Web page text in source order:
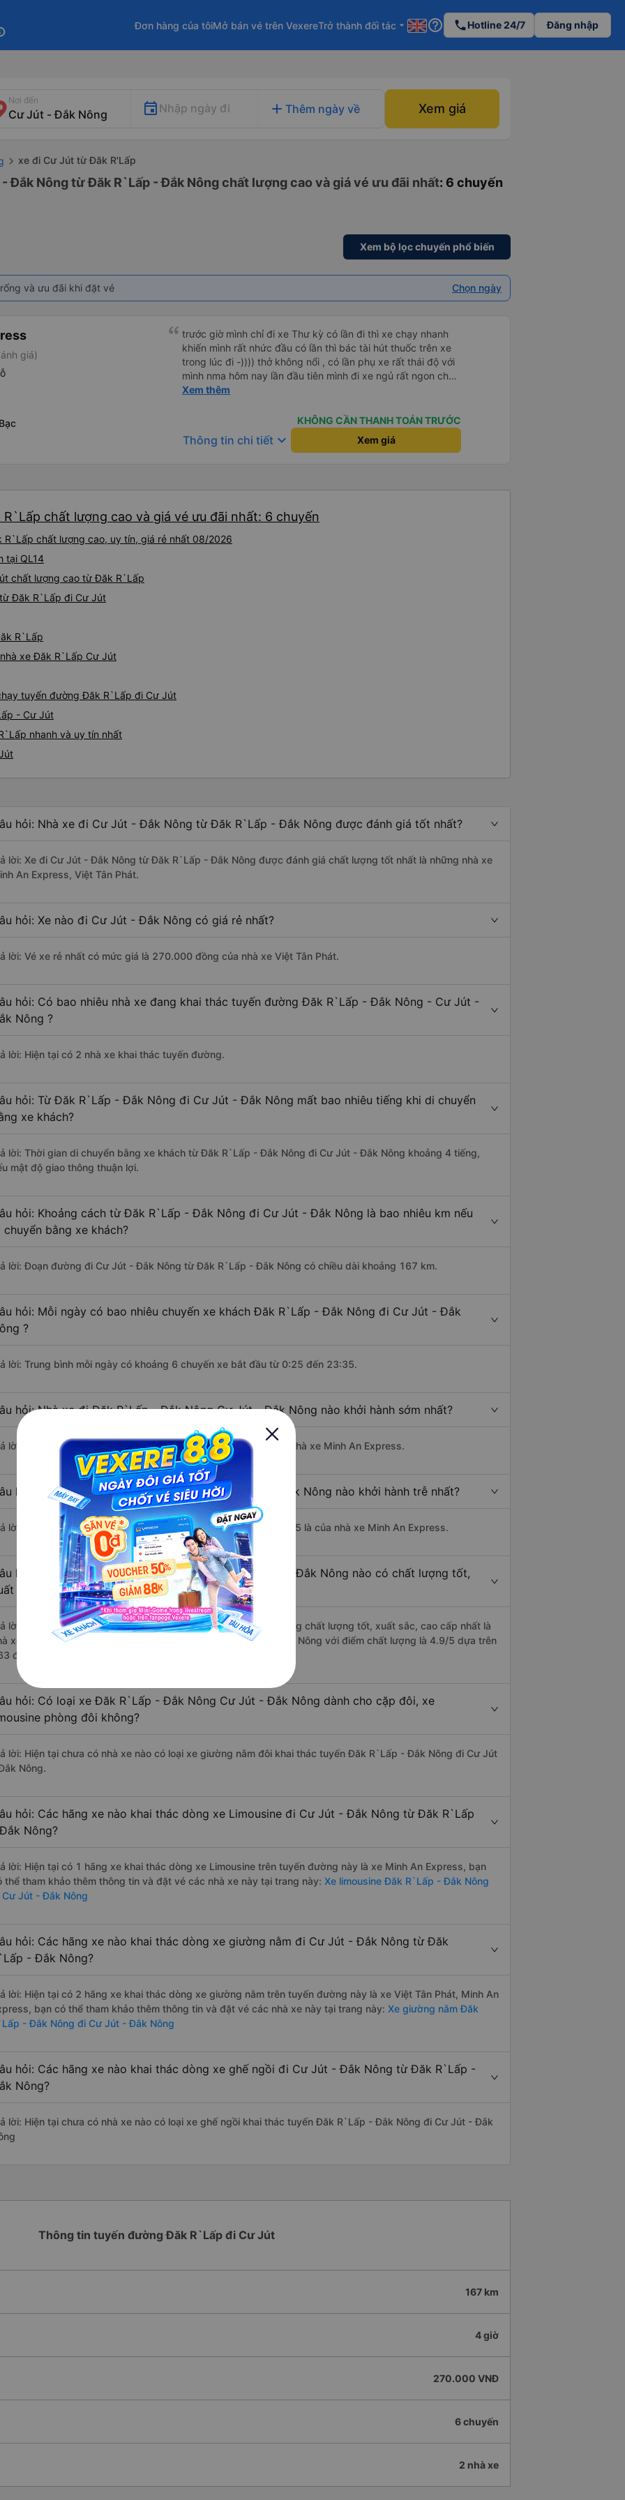
Đơn hàng của tôiMở bán vé trên VexereTrở thành đối tác arrow_drop_down help_outline phoneHotline 24/7 Đăng nhập
Nơi đến
Nhập ngày đi add Thêm ngày về Xem giá
xe đi Cư Jút từ Đăk R'Lấp
Đắk Nông từ Đăk R`Lấp - Đắk Nông chất lượng cao và giá vé ưu đãi nhất: 6 chuyến
Xem bộ lọc chuyến phổ biến
và ưu đãi khi đặt vé Chọn ngày
giá)
trước giờ mình chỉ đi xe Thư kỳ có lần đi thì xe chạy nhanh
khiến mình rất nhức đầu có lần thì bác tài hút thuốc trên xe
trong lúc đi -)))) thở không nổi , có lần phụ xe rất thái độ với
mình nma hôm nay lần đầu tiên mình đi xe ngủ rất ngon chạy
êm lắm phải nói là đã bác tài và anh phụ xe còn dễ thương
của nhà xe Minh An thư kỳ luôn luôn bình an và suôn sẻ ạ
Xem thêm
KHÔNG CẦN THANH TOÁN TRƯỚC
Thông tin chi tiết keyboard_arrow_down Xem giá
chất lượng cao và giá vé ưu đãi nhất: 6 chuyến
chất lượng cao, uy tín, giá rẻ nhất 08/2026
tại QL14
chất lượng cao từ Đăk R`Lấp
Đăk R`Lấp đi Cư Jút
R`Lấp
xe Đăk R`Lấp Cư Jút
tuyến đường Đăk R`Lấp đi Cư Jút
- Cư Jút
nhanh và uy tín nhất
hỏi: Nhà xe đi Cư Jút - Đắk Nông từ Đăk R`Lấp - Đắk Nông được đánh giá tốt nhất?
lời: Xe đi Cư Jút - Đắk Nông từ Đăk R`Lấp - Đắk Nông được đánh giá chất lượng tốt nhất là những nhà xe
An Express, Việt Tân Phát.
hỏi: Xe nào đi Cư Jút - Đắk Nông có giá rẻ nhất?
lời: Vé xe rẻ nhất có mức giá là 270.000 đồng của nhà xe Việt Tân Phát.
hỏi: Có bao nhiêu nhà xe đang khai thác tuyến đường Đăk R`Lấp - Đắk Nông - Cư Jút -
Nông ?
lời: Hiện tại có 2 nhà xe khai thác tuyến đường.
hỏi: Từ Đăk R`Lấp - Đắk Nông đi Cư Jút - Đắk Nông mất bao nhiêu tiếng khi di chuyển
xe khách?
lời: Thời gian di chuyển bằng xe khách từ Đăk R`Lấp - Đắk Nông đi Cư Jút - Đắk Nông khoảng 4 tiếng,
mật độ giao thông thuận lợi.
hỏi: Khoảng cách từ Đăk R`Lấp - Đắk Nông đi Cư Jút - Đắk Nông là bao nhiêu km nếu
chuyển bằng xe khách?
lời: Đoạn đường đi Cư Jút - Đắk Nông từ Đăk R`Lấp - Đắk Nông có chiều dài khoảng 167 km.
hỏi: Mỗi ngày có bao nhiêu chuyến xe khách Đăk R`Lấp - Đắk Nông đi Cư Jút - Đắk
?
lời: Trung bình mỗi ngày có khoảng 6 chuyến xe bắt đầu từ 0:25 đến 23:35.
hỏi: Nhà xe đi Đăk R`Lấp - Đắk Nông Cư Jút - Đắk Nông nào khởi hành sớm nhất?
lời: Chuyến xe có giờ xuất phát sớm nhất vào lúc 0:25 là của nhà xe Minh An Express.
hỏi: Nhà xe đi Cư Jút - Đắk Nông từ Đăk R`Lấp - Đắk Nông nào khởi hành trễ nhất?
lời: Chuyến xe có giờ xuất phát trễ (muộn) nhất là vào lúc 23:35 là của nhà xe Minh An Express.
hỏi: Review xe đi Cư Jút - Đắk Nông từ Đăk R`Lấp - Đắk Nông nào có chất lượng tốt,
sắc, cao cấp nhất?
lời: Những hãng xe đi Đăk R`Lấp - Đắk Nông Cư Jút - Đắk Nông chất lượng tốt, xuất sắc, cao cấp nhất là
xe Minh An Express đi Cư Jút - Đắk Nông từ Đăk R`Lấp - Đắk Nông với điểm chất lượng là 4.9/5 dựa trên
đánh giá của khách hàng).
hỏi: Có loại xe Đăk R`Lấp - Đắk Nông Cư Jút - Đắk Nông dành cho cặp đôi, xe
phòng đôi không?
lời: Hiện tại chưa có nhà xe nào có loại xe giường nằm đôi khai thác tuyến Đăk R`Lấp - Đắk Nông đi Cư Jút
Nông.
hỏi: Các hãng xe nào khai thác dòng xe Limousine đi Cư Jút - Đắk Nông từ Đăk R`Lấp
Nông?
lời: Hiện tại có 1 hãng xe khai thác dòng xe Limousine trên tuyến đường này là xe Minh An Express, bạn
thể tham khảo thêm thông tin và đặt vé các nhà xe này tại trang này: Xe limousine Đăk R`Lấp - Đắk Nông
Cư Jút - Đắk Nông
hỏi: Các hãng xe nào khai thác dòng xe giường nằm đi Cư Jút - Đắk Nông từ Đăk
- Đắk Nông?
lời: Hiện tại có 2 hãng xe khai thác dòng xe giường nằm trên tuyến đường này là xe Việt Tân Phát, Minh An
bạn có thể tham khảo thêm thông tin và đặt vé các nhà xe này tại trang này: Xe giường nằm Đăk
- Đắk Nông đi Cư Jút - Đắk Nông
hỏi: Các hãng xe nào khai thác dòng xe ghế ngồi đi Cư Jút - Đắk Nông từ Đăk R`Lấp -
Nông?
lời: Hiện tại chưa có nhà xe nào có loại xe ghế ngồi khai thác tuyến Đăk R`Lấp - Đắk Nông đi Cư Jút - Đắk
Thông tin tuyến đường Đăk R`Lấp đi Cư Jút
167 km
4 giờ
270.000 VNĐ
6 chuyến
2 nhà xe